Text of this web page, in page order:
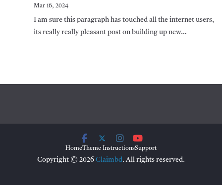
Mar 16, 2024
I am sure this paragraph has touched all the internet users,
its really really pleasant post on building up new…
HomeTheme InstructionsSupport
Copyright © 2026 Claimbd . All rights reserved.